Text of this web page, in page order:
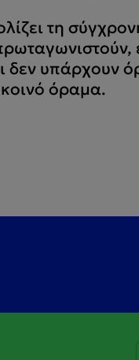
τη
δεν υπάρχουν
όραμα.